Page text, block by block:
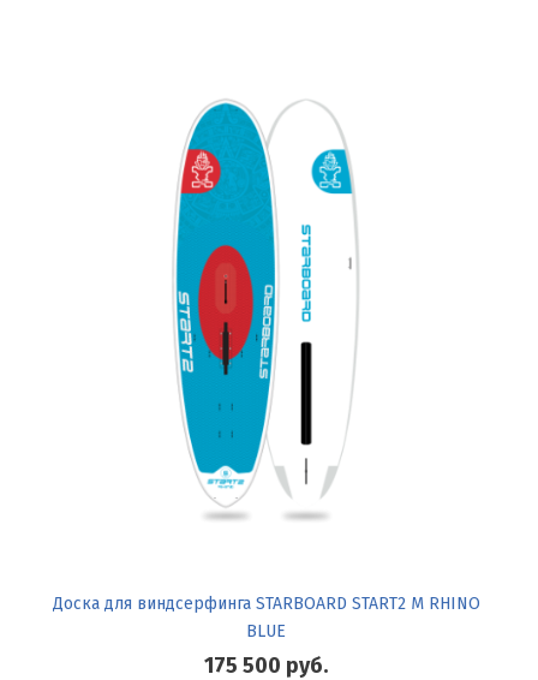
Доска для виндсерфинга STARBOARD START2 M RHINO
BLUE
175 500 руб.